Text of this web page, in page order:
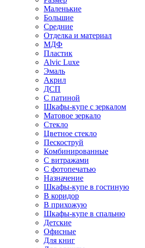
Маленькие
Большие
Средние
Отделка и материал
МДФ
Пластик
Alvic Luxe
Эмаль
Акрил
ДСП
С патиной
Шкафы-купе с зеркалом
Матовое зеркало
Стекло
Цветное стекло
Пескоструй
Комбинированные
С витражами
С фотопечатью
Назначение
Шкафы-купе в гостиную
В коридор
В прихожую
Шкафы-купе в спальню
Детские
Офисные
Для книг